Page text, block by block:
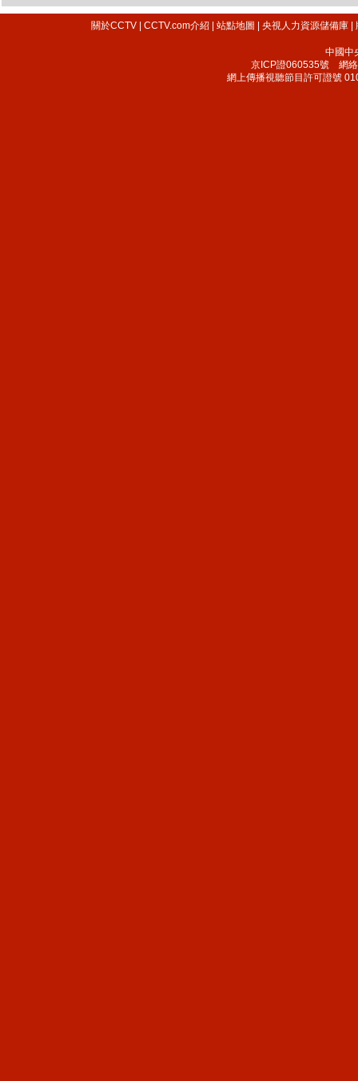
關於CCTV |CCTV.com介紹 |站點地圖 |央視人力資源儲備庫 |
中國中
京ICP證060535號 網絡
網上傳播視聽節目許可證號